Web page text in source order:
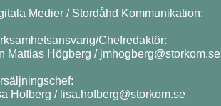
Medier / Stordåhd Kommunikation:
Chefredaktör:
Mattias Högberg / jmhogberg@storkom.se
Hofberg / lisa.hofberg@storkom.se